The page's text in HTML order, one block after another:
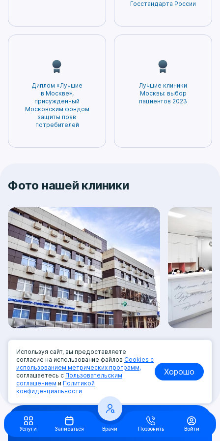
Госстандарта России
Диплом «Лучшие
в Москве»,
присужденный
Московским фондом
защиты прав
потребителей
Лучшие клиники
Москвы: выбор
пациентов 2023
Фото нашей клиники
Все фото
Остались вопросы?
Услуги Записаться Врачи Позвонить Войти
Используя сайт, вы предоставляете
согласие на использование файлов Cookies с
использованием метрических программ,
соглашаетесь с Пользовательским
соглашением и Политикой
конфиденциальности
Хорошо